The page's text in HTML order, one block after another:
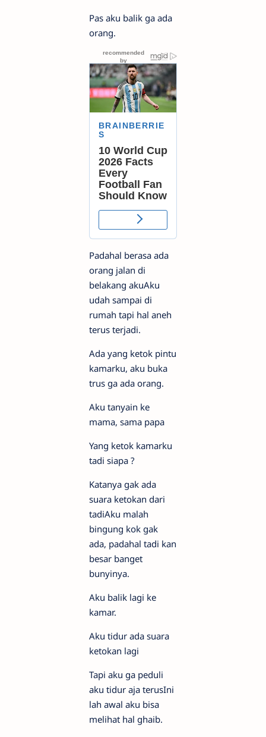
Pas aku balik ga ada
orang.
Padahal berasa ada
orang jalan di
belakang akuAku
udah sampai di
rumah tapi hal aneh
terus terjadi.
Ada yang ketok pintu
kamarku, aku buka
trus ga ada orang.
Aku tanyain ke
mama, sama papa
Yang ketok kamarku
tadi siapa ?
Katanya gak ada
suara ketokan dari
tadiAku malah
bingung kok gak
ada, padahal tadi kan
besar banget
bunyinya.
Aku balik lagi ke
kamar.
Aku tidur ada suara
ketokan lagi
Tapi aku ga peduli
aku tidur aja terusIni
lah awal aku bisa
melihat hal ghaib.